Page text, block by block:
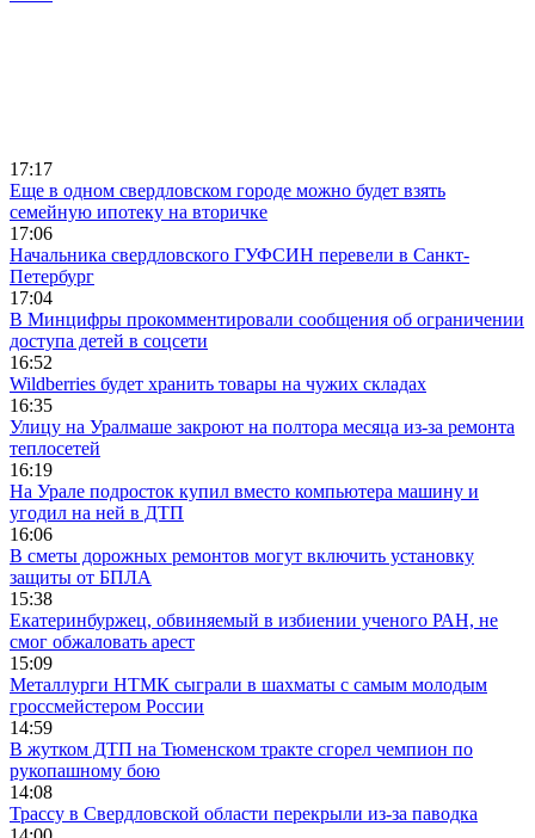
17:17
Еще в одном свердловском городе можно будет взять
семейную ипотеку на вторичке
17:06
Начальника свердловского ГУФСИН перевели в Санкт-
Петербург
17:04
В Минцифры прокомментировали сообщения об ограничении
доступа детей в соцсети
16:52
Wildberries будет хранить товары на чужих складах
16:35
Улицу на Уралмаше закроют на полтора месяца из-за ремонта
теплосетей
16:19
На Урале подросток купил вместо компьютера машину и
угодил на ней в ДТП
16:06
В сметы дорожных ремонтов могут включить установку
защиты от БПЛА
15:38
Екатеринбуржец, обвиняемый в избиении ученого РАН, не
смог обжаловать арест
15:09
Металлурги НТМК сыграли в шахматы с самым молодым
гроссмейстером России
14:59
В жутком ДТП на Тюменском тракте сгорел чемпион по
рукопашному бою
14:08
Трассу в Свердловской области перекрыли из-за паводка